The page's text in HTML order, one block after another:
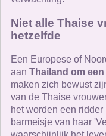
Niet alle Thaise
hetzelfde
Een Europese of
aan Thailand om
maken zich bewust
van de Thaise
het worden een
barmeisje van haar